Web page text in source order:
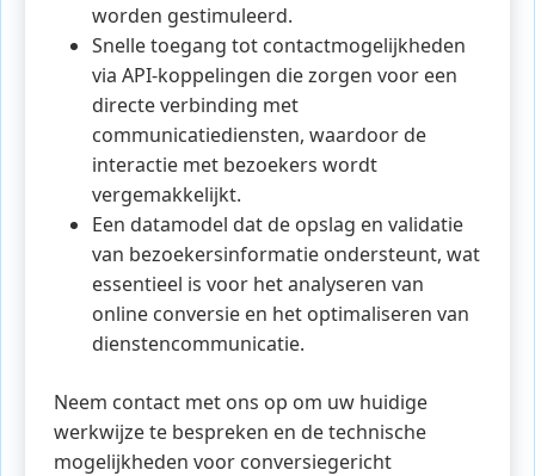
worden gestimuleerd.
Snelle toegang tot contactmogelijkheden
via API-koppelingen die zorgen voor een
directe verbinding met
communicatiediensten, waardoor de
interactie met bezoekers wordt
vergemakkelijkt.
Een datamodel dat de opslag en validatie
van bezoekersinformatie ondersteunt, wat
essentieel is voor het analyseren van
online conversie en het optimaliseren van
dienstencommunicatie.
Neem contact met ons op om uw huidige
werkwijze te bespreken en de technische
mogelijkheden voor conversiegericht